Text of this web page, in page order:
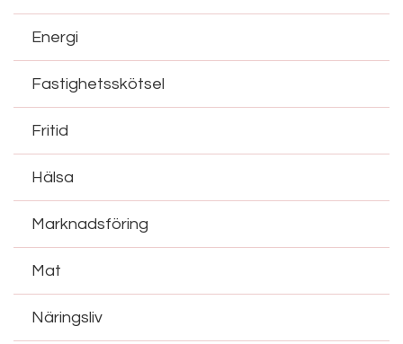
Energi
Fastighetsskötsel
Fritid
Hälsa
Marknadsföring
Mat
Näringsliv